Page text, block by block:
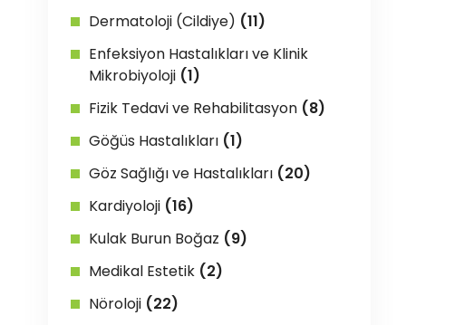
Dermatoloji (Cildiye) (11)
Enfeksiyon Hastalıkları ve Klinik
Mikrobiyoloji (1)
Fizik Tedavi ve Rehabilitasyon (8)
Göğüs Hastalıkları (1)
Göz Sağlığı ve Hastalıkları (20)
Kardiyoloji (16)
Kulak Burun Boğaz (9)
Medikal Estetik (2)
Nöroloji (22)